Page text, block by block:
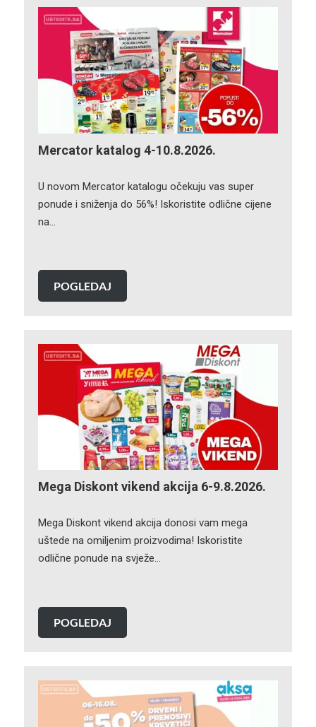
Mercator katalog 4-10.8.2026.
U novom Mercator katalogu očekuju vas super
ponude i sniženja do 56%! Iskoristite odlične cijene
na…
POGLEDAJ
Mega Diskont vikend akcija 6-9.8.2026.
Mega Diskont vikend akcija donosi vam mega
uštede na omiljenim proizvodima! Iskoristite
odlične ponude na svježe…
POGLEDAJ